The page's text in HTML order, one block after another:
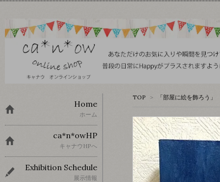
TOP > 「部屋に絵を飾ろう
Home
ホーム
ca*n*owHP
キャナウHPへ
Exhibition Schedule
展示情報